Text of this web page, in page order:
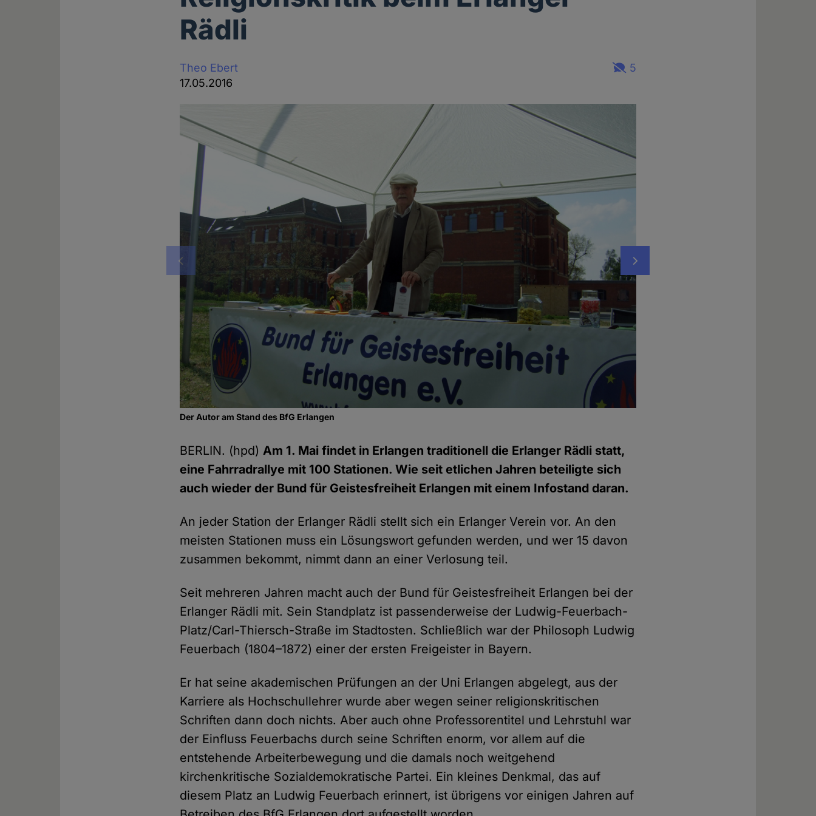
Rädli
Theo Ebert
17.05.2016
5
Der Autor am Stand des BfG Erlangen
BERLIN. (hpd)Am 1. Mai findet in Erlangen traditionell die Erlanger Rädli statt,
eine Fahrradrallye mit 100 Stationen. Wie seit etlichen Jahren beteiligte sich
auch wieder der Bund für Geistesfreiheit Erlangen mit einem Infostand daran.
An jeder Station der Erlanger Rädli stellt sich ein Erlanger Verein vor. An den
meisten Stationen muss ein Lösungswort gefunden werden, und wer 15 davon
zusammen bekommt, nimmt dann an einer Verlosung teil.
Seit mehreren Jahren macht auch der Bund für Geistesfreiheit Erlangen bei der
Erlanger Rädli mit. Sein Standplatz ist passenderweise der Ludwig-Feuerbach-
Platz/Carl-Thiersch-Straße im Stadtosten. Schließlich war der Philosoph Ludwig
Feuerbach (1804–1872) einer der ersten Freigeister in Bayern.
Er hat seine akademischen Prüfungen an der Uni Erlangen abgelegt, aus der
Karriere als Hochschullehrer wurde aber wegen seiner religionskritischen
Schriften dann doch nichts. Aber auch ohne Professorentitel und Lehrstuhl war
der Einfluss Feuerbachs durch seine Schriften enorm, vor allem auf die
entstehende Arbeiterbewegung und die damals noch weitgehend
kirchenkritische Sozialdemokratische Partei. Ein kleines Denkmal, das auf
diesem Platz an Ludwig Feuerbach erinnert, ist übrigens vor einigen Jahren auf